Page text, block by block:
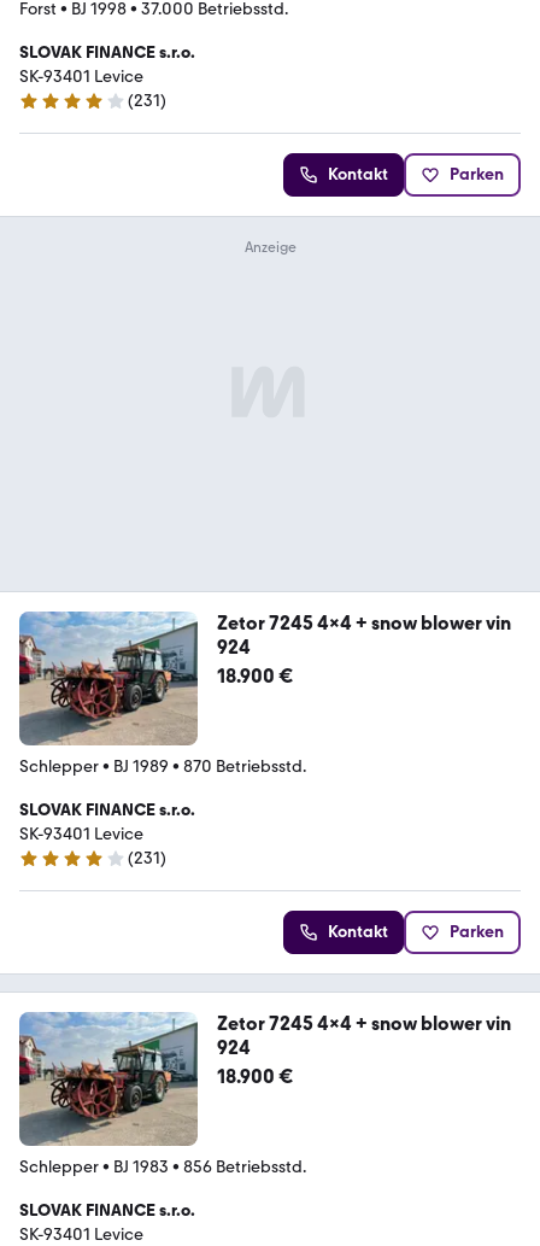
Forst • BJ 1998• 37.000 Betriebsstd.
SLOVAK FINANCE s.r.o.
SK-93401 Levice
4.2 Sterne
(231)
Kontakt Parken
Zetor 7245 4x4 + snow blower vin
924
18.900 €
Schlepper• BJ 1989 • 870 Betriebsstd.
SLOVAK FINANCE s.r.o.
SK-93401 Levice
4.2 Sterne
(231)
Kontakt Parken
Zetor 7245 4x4 + snow blower vin
924
18.900 €
Schlepper• BJ 1983 • 856 Betriebsstd.
SLOVAK FINANCE s.r.o.
SK-93401 Levice